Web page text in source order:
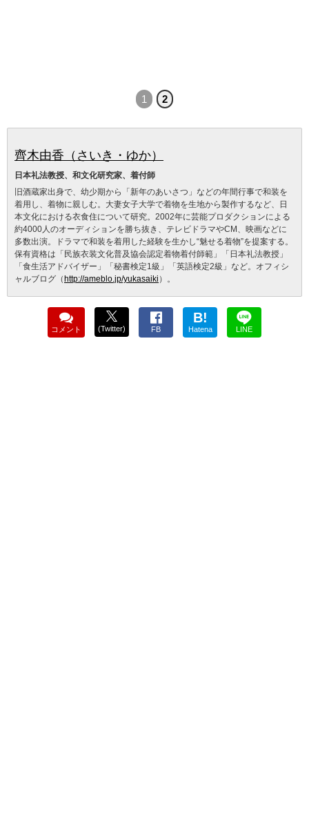
1 2
齊木由香（さいき・ゆか）
日本礼法教授、和文化研究家、着付師
旧酒蔵家出身で、幼少期から「新年のあいさつ」などの年間行事で和装を
着用し、着物に親しむ。大妻女子大学で着物を生地から製作するなど、日
本文化における衣食住について研究。2002年に芸能プロダクションによる
約4000人のオーディションを勝ち抜き、テレビドラマやCM、映画などに
多数出演。ドラマで和装を着用した経験を生かし“魅せる着物”を提案する。
保有資格は「民族衣装文化普及協会認定着物着付師範」「日本礼法教授」
「食生活アドバイザー」「秘書検定1級」「英語検定2級」など。オフィシ
ャルブログ（ http://ameblo.jp/yukasaiki ）。
コメント (Twitter) FB
B!
Hatena LINE